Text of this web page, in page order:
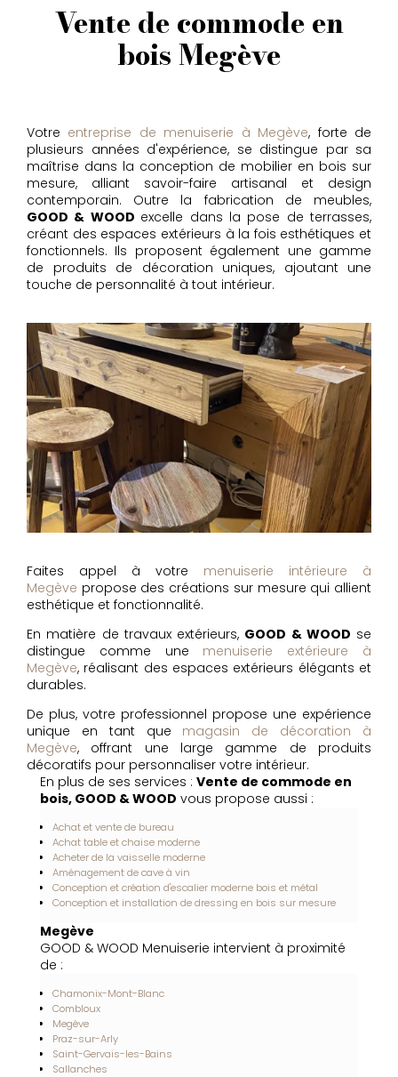
Vente de commode en
bois Megève
Votre entreprise de menuiserie à Megève, forte de
plusieurs années d'expérience, se distingue par sa
maîtrise dans la conception de mobilier en bois sur
mesure, alliant savoir-faire artisanal et design
contemporain. Outre la fabrication de meubles,
GOOD & WOOD excelle dans la pose de terrasses,
créant des espaces extérieurs à la fois esthétiques et
fonctionnels. Ils proposent également une gamme
de produits de décoration uniques, ajoutant une
touche de personnalité à tout intérieur.
Faites appel à votre menuiserie intérieure à
Megève propose des créations sur mesure qui allient
esthétique et fonctionnalité.
En matière de travaux extérieurs, GOOD & WOOD se
distingue comme une menuiserie extérieure à
Megève, réalisant des espaces extérieurs élégants et
durables.
De plus, votre professionnel propose une expérience
unique en tant que magasin de décoration à
Megève, offrant une large gamme de produits
décoratifs pour personnaliser votre intérieur.
En plus de ses services : Vente de commode en
bois, GOOD & WOOD vous propose aussi :
Achat et vente de bureau
Achat table et chaise moderne
Acheter de la vaisselle moderne
Aménagement de cave à vin
Conception et création d'escalier moderne bois et métal
Conception et installation de dressing en bois sur mesure
Megève
GOOD & WOOD Menuiserie intervient à proximité
de :
Chamonix-Mont-Blanc
Combloux
Megève
Praz-sur-Arly
Saint-Gervais-les-Bains
Sallanches